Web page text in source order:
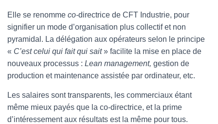
Elle se renomme co-directrice de CFT Industrie, pour
signifier un mode d’organisation plus collectif et non
pyramidal. La délégation aux opérateurs selon le principe
« C’est celui qui fait qui sait» facilite la mise en place de
nouveaux processus : Lean management, gestion de
production et maintenance assistée par ordinateur, etc.
Les salaires sont transparents, les commerciaux étant
même mieux payés que la co-directrice, et la prime
d’intéressement aux résultats est la même pour tous.